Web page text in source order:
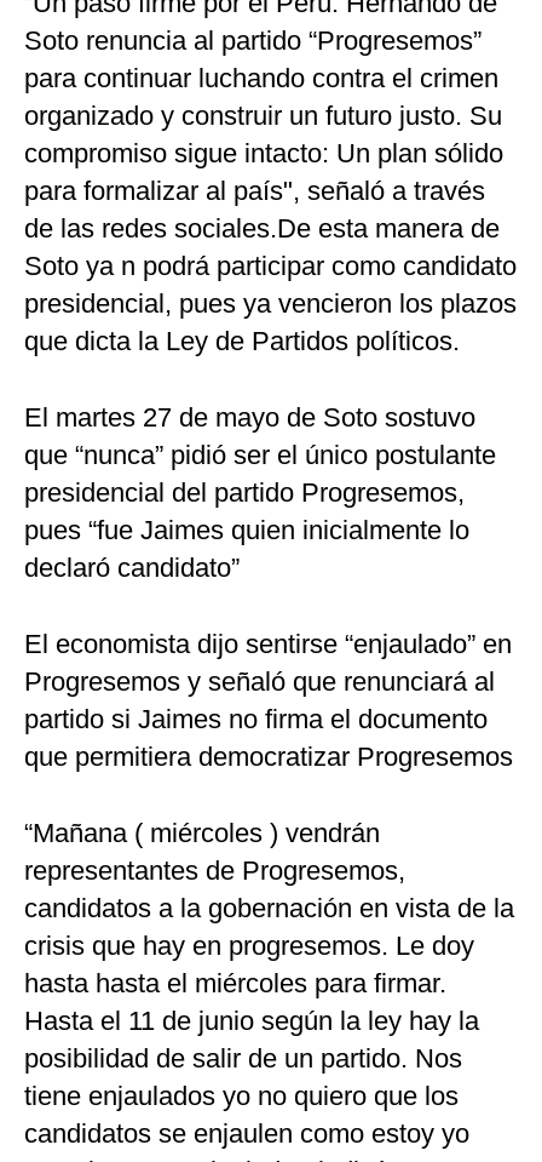
Soto renuncia al partido “Progresemos”
para continuar luchando contra el crimen
organizado y construir un futuro justo. Su
compromiso sigue intacto: Un plan sólido
para formalizar al país", señaló a través
de las redes sociales.De esta manera de
Soto ya n podrá participar como candidato
presidencial, pues ya vencieron los plazos
que dicta la Ley de Partidos políticos.
El martes 27 de mayo de Soto sostuvo
que “nunca” pidió ser el único postulante
presidencial del partido Progresemos,
pues “fue Jaimes quien inicialmente lo
declaró candidato”
El economista dijo sentirse “enjaulado” en
Progresemos y señaló que renunciará al
partido si Jaimes no firma el documento
que permitiera democratizar Progresemos
“Mañana ( miércoles ) vendrán
representantes de Progresemos,
candidatos a la gobernación en vista de la
crisis que hay en progresemos. Le doy
hasta hasta el miércoles para firmar.
Hasta el 11 de junio según la ley hay la
posibilidad de salir de un partido. Nos
tiene enjaulados yo no quiero que los
candidatos se enjaulen como estoy yo